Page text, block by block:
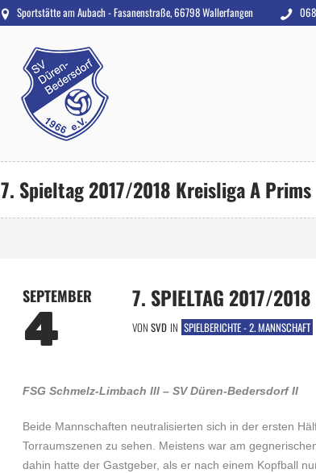
Sportstätte am Aubach - Fasanenstraße, 66798 Wallerfangen
7. Spieltag 2017/2018 Kreisliga A Prims
SEPTEMBER
4
7. SPIELTAG 2017/
VON SVD IN SPIELBERICHTE - 2. MANNSCHAFT
FSG Schmelz-Limbach III – SV Düren-Bedersdorf
Beide Mannschaften neutralisierten sich in der ersten
Torraumszenen zu sehen. Meistens war am
dahin hatte der Gastgeber, als er nach einem Kopfball